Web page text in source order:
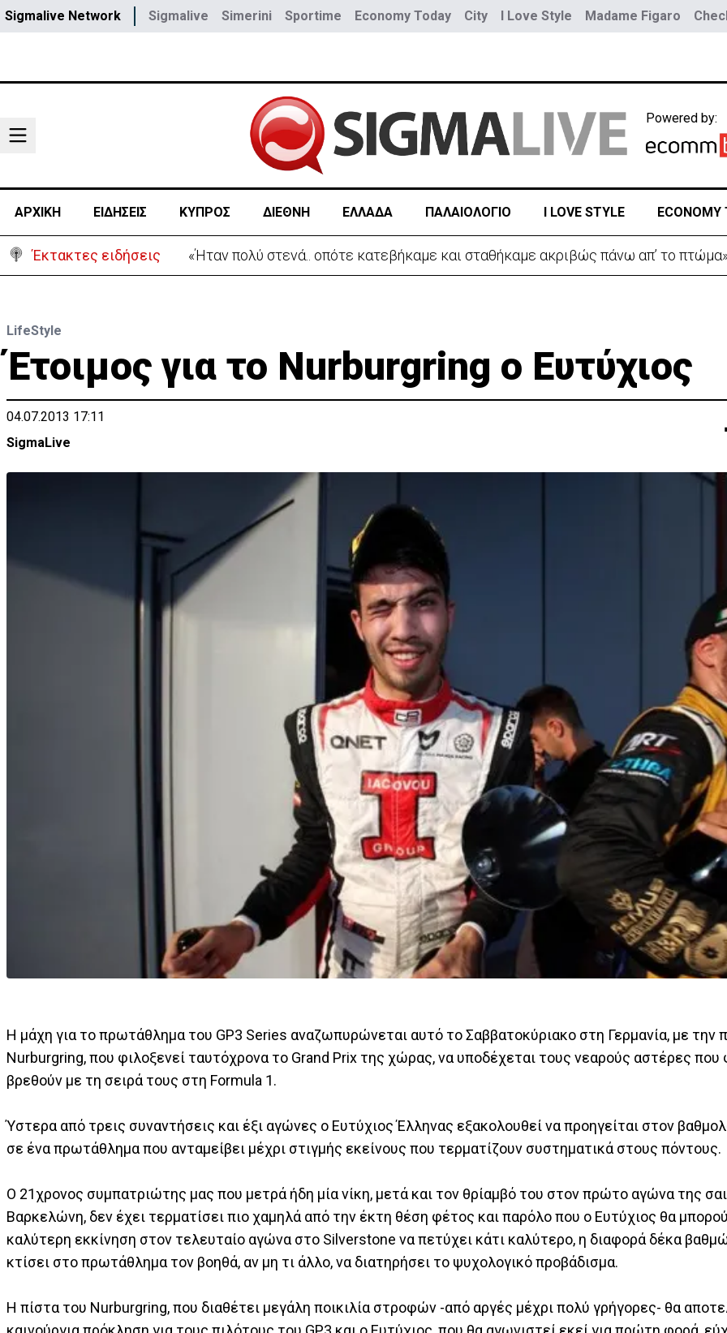
Sigmalive Network Sigmalive Simerini Sportime Economy Today City I Love Style Madame Figaro
Powered by:
ΑΡΧΙΚΗ ΕΙΔΗΣΕΙΣ ΚΥΠΡΟΣ ΔΙΕΘΝΗ ΕΛΛΑΔΑ ΠΑΛΑΙΟΛΟΓΙΟ I LOVE STYLE ECONOMY
Έκτακτες ειδήσεις Σήμερα στο Ζακάκι το τελευταίο αντίο στον 17χρονο Μάριο-Γαβριήλ
LifeStyle
Έτοιμος για το Nurburgring o Ευτύχιος
04.07.2013 17:11
SigmaLive
Η μάχη για το πρωτάθλημα του GP3 Series αναζωπυρώνεται αυτό το Σαββατοκύριακο στη Γερμανία, με την
Nurburgring, που φιλοξενεί ταυτόχρονα το Grand Prix της χώρας, να υποδέχεται τους νεαρούς αστέρες που
βρεθούν με τη σειρά τους στη Formula 1.
Ύστερα από τρεις συναντήσεις και έξι αγώνες ο Ευτύχιος Έλληνας εξακολουθεί να προηγείται στον
σε ένα πρωτάθλημα που ανταμείβει μέχρι στιγμής εκείνους που τερματίζουν συστηματικά στους πόντους.
O 21χρονος συμπατριώτης μας που μετρά ήδη μία νίκη, μετά και τον θρίαμβό του στον πρώτο αγώνα της
Βαρκελώνη, δεν έχει τερματίσει πιο χαμηλά από την έκτη θέση φέτος και παρόλο που ο Ευτύχιος θα
καλύτερη εκκίνηση στον τελευταίο αγώνα στο Silverstone να πετύχει κάτι καλύτερο, η διαφορά δέκα
κτίσει στο πρωτάθλημα τον βοηθά, αν μη τι άλλο, να διατηρήσει το ψυχολογικό προβάδισμα.
Η πίστα του Nurburgring, που διαθέτει μεγάλη ποικιλία στροφών -από αργές μέχρι πολύ γρήγορες- θα